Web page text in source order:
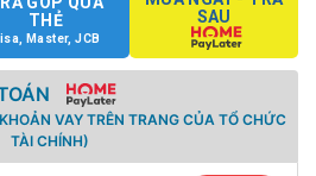
THẺ
Master, JCB
SAU
VAY TRÊN TRANG CỦA TỔ CHỨC
TÀI CHÍNH)